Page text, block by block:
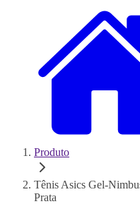
Produto
Tênis Asics Gel-
Prata